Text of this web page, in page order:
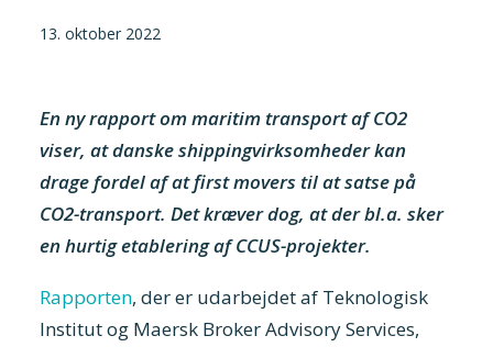
13. oktober 2022
En ny rapport om maritim transport af CO2
viser, at danske shippingvirksomheder kan
drage fordel af at first movers til at satse på
CO2-transport. Det kræver dog, at der bl.a. sker
en hurtig etablering af CCUS-projekter.
Rapporten, der er udarbejdet af Teknologisk
Institut og Maersk Broker Advisory Services,